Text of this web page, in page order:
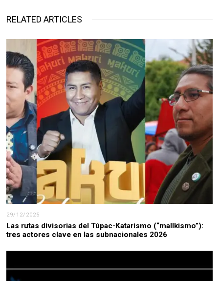
RELATED ARTICLES
29/12/2025
Las rutas divisorias del Túpac-Katarismo (“mallkismo”):
tres actores clave en las subnacionales 2026